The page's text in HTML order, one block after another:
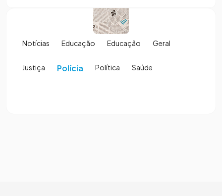
Notícias Educação Educação Geral
Justiça Polícia Política Saúde